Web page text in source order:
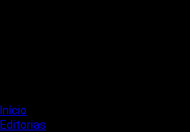
Início
Editorias